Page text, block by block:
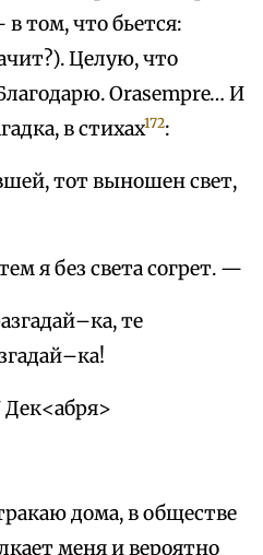
том, что бьется:
Целую, что
Orasempre… И
в стихах172:
тот выношен свет,
я без света согрет. —
те
дома, в обществе
меня и вероятно